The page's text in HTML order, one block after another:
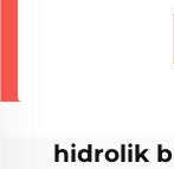
hidrolik